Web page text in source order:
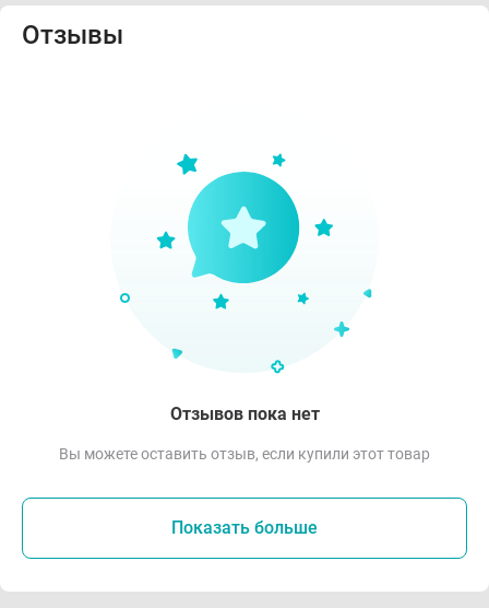
Отзывы
Отзывов пока нет
Вы можете оставить отзыв, если купили этот товар
Показать больше